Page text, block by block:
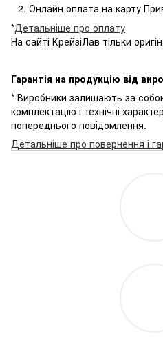
Онлайн оплата на карту
*Детальніше про оплату
На сайті КрейзіЛав тільки
Гарантія на продукцію від
* Виробники залишають за
комплектацію і технічні
попереднього повідомлення.
Детальніше про повернення і